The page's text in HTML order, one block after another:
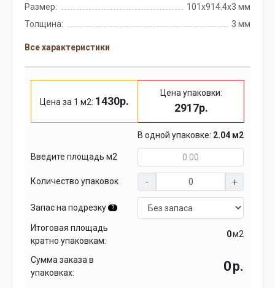
Размер:
101x914.4х3 мм
Толщина:
3 мм
Все характеристики
Цена за 1 м2: 1430р.
Цена упаковки:
2917р.
В одной упаковке: 2.04 м2
Введите площадь м2
Количество упаковок
Запас на подрезку ?
Итоговая площадь
кратно упаковкам:
м2
Сумма заказа в
упаковках:
р.